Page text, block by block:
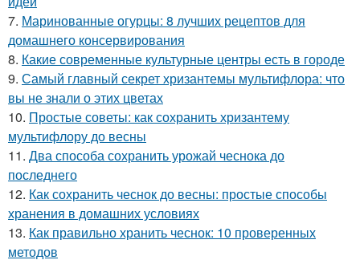
7. Маринованные огурцы: 8 лучших рецептов для
домашнего консервирования
8. Какие современные культурные центры есть в городе
9. Самый главный секрет хризантемы мультифлора: что
вы не знали о этих цветах
10. Простые советы: как сохранить хризантему
мультифлору до весны
11. Два способа сохранить урожай чеснока до
последнего
12. Как сохранить чеснок до весны: простые способы
хранения в домашних условиях
13. Как правильно хранить чеснок: 10 проверенных
методов